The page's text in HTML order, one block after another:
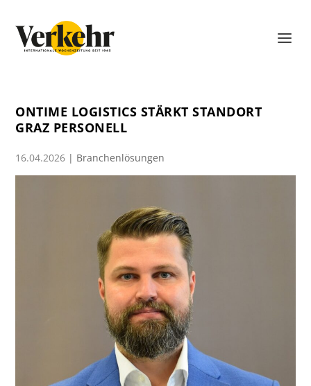
ONTIME LOGISTICS STÄRKT STANDORT
GRAZ PERSONELL
16.04.2026 | Branchenlösungen